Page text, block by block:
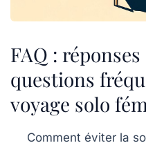
FAQ :
questions
voyage solo
Comment éviter la